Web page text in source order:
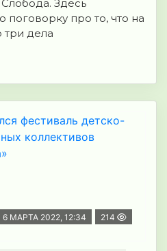
Здесь
про то, что на
три дела
6 МАРТА 2022, 12:34 214